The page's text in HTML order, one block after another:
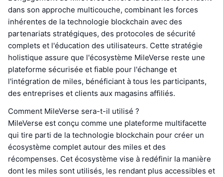
dans son approche multicouche, combinant les forces
inhérentes de la technologie blockchain avec des
partenariats stratégiques, des protocoles de sécurité
complets et l'éducation des utilisateurs. Cette stratégie
holistique assure que l'écosystème MileVerse reste une
plateforme sécurisée et fiable pour l'échange et
l'intégration de miles, bénéficiant à tous les participants,
des entreprises et clients aux magasins affiliés.
Comment MileVerse sera-t-il utilisé ?
MileVerse est conçu comme une plateforme multifacette
qui tire parti de la technologie blockchain pour créer un
écosystème complet autour des miles et des
récompenses. Cet écosystème vise à redéfinir la manière
dont les miles sont utilisés, les rendant plus accessibles et